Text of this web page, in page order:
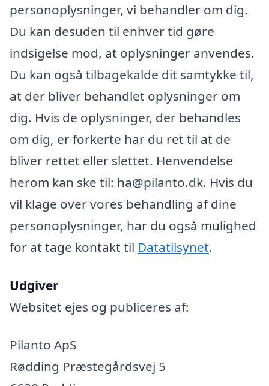
personoplysninger, vi behandler om dig.
Du kan desuden til enhver tid gøre
indsigelse mod, at oplysninger anvendes.
Du kan også tilbagekalde dit samtykke til,
at der bliver behandlet oplysninger om
dig. Hvis de oplysninger, der behandles
om dig, er forkerte har du ret til at de
bliver rettet eller slettet. Henvendelse
herom kan ske til: ha@pilanto.dk. Hvis du
vil klage over vores behandling af dine
personoplysninger, har du også mulighed
for at tage kontakt til Datatilsynet.
Udgiver
Websitet ejes og publiceres af:
Pilanto ApS
Rødding Præstegårdsvej 5